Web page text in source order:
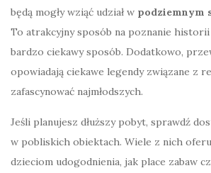
będą mogły wziąć udział w podziemnym
To atrakcyjny sposób na poznanie
bardzo ciekawy sposób. Dodatkowo,
opowiadają ciekawe legendy związane z
zafascynować najmłodszych.
Jeśli planujesz dłuższy pobyt, sprawdź
w pobliskich obiektach. Wiele z nich
dzieciom udogodnienia, jak place zabaw